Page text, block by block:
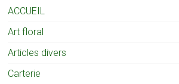
ACCUEIL
Art floral
Articles divers
Carterie